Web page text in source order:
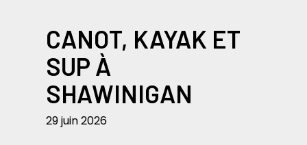
CANOT, KAYAK ET
SUP À
SHAWINIGAN
29 juin 2026